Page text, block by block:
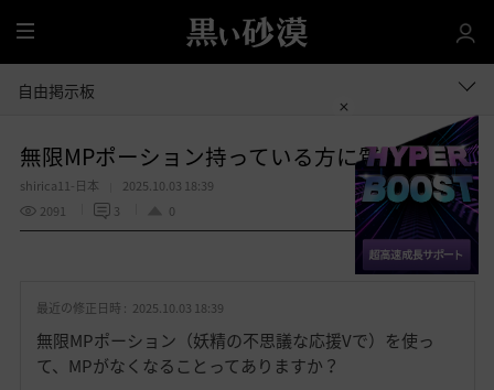
全
体
自由掲示板
無限MPポーション持っている方に質問です
shirica11-日本
2025.10.03 18:39
2091
3 0
お
入
共有する
最近の修正日時 : 2025.10.03 18:39
無限MPポーション（妖精の不思議な応援Vで）を使っ
て、MPがなくなることってありますか？